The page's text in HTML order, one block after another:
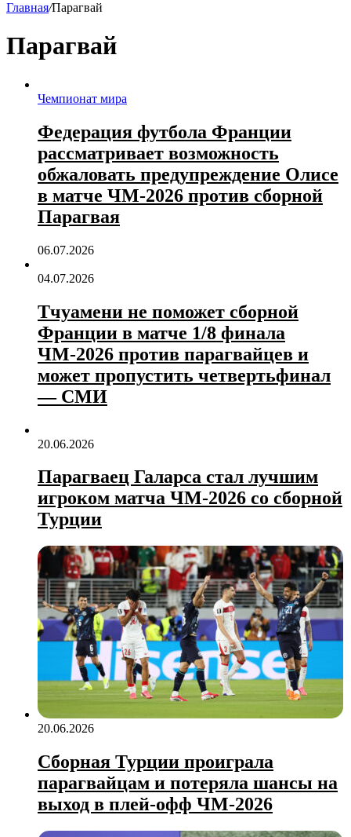
Главная/Парагвай
Парагвай
Чемпионат мира
Федерация футбола Франции
рассматривает возможность
обжаловать предупреждение Олисе
в матче ЧМ‑2026 против сборной
Парагвая
06.07.2026
04.07.2026
Тчуамени не поможет сборной
Франции в матче 1/8 финала
ЧМ‑2026 против парагвайцев и
может пропустить четвертьфинал
— СМИ
20.06.2026
Парагваец Галарса стал лучшим
игроком матча ЧМ‑2026 со сборной
Турции
20.06.2026
Сборная Турции проиграла
парагвайцам и потеряла шансы на
выход в плей‑офф ЧМ‑2026